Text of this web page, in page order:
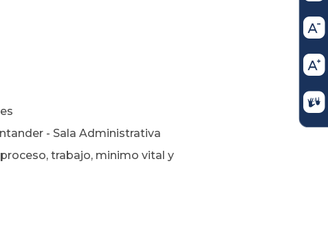
- Sala Administrativa
trabajo, minimo vital y